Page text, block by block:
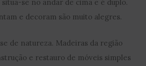
se no andar de cima e é duplo.
e decoram são muito alegres.
de natureza. Madeiras da região
e restauro de móveis simples